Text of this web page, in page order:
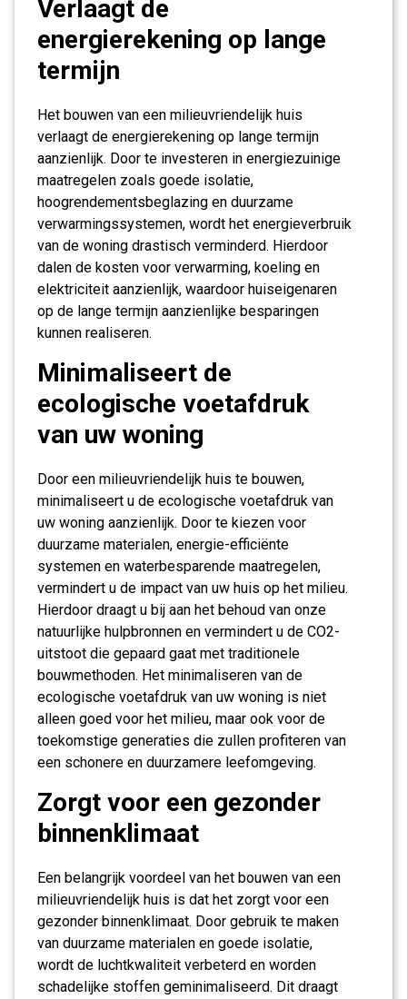
Verlaagt de
energierekening op lange
termijn
Het bouwen van een milieuvriendelijk huis
verlaagt de energierekening op lange termijn
aanzienlijk. Door te investeren in energiezuinige
maatregelen zoals goede isolatie,
hoogrendementsbeglazing en duurzame
verwarmingssystemen, wordt het energieverbruik
van de woning drastisch verminderd. Hierdoor
dalen de kosten voor verwarming, koeling en
elektriciteit aanzienlijk, waardoor huiseigenaren
op de lange termijn aanzienlijke besparingen
kunnen realiseren.
Minimaliseert de
ecologische voetafdruk
van uw woning
Door een milieuvriendelijk huis te bouwen,
minimaliseert u de ecologische voetafdruk van
uw woning aanzienlijk. Door te kiezen voor
duurzame materialen, energie-efficiënte
systemen en waterbesparende maatregelen,
vermindert u de impact van uw huis op het milieu.
Hierdoor draagt u bij aan het behoud van onze
natuurlijke hulpbronnen en vermindert u de CO2-
uitstoot die gepaard gaat met traditionele
bouwmethoden. Het minimaliseren van de
ecologische voetafdruk van uw woning is niet
alleen goed voor het milieu, maar ook voor de
toekomstige generaties die zullen profiteren van
een schonere en duurzamere leefomgeving.
Zorgt voor een gezonder
binnenklimaat
Een belangrijk voordeel van het bouwen van een
milieuvriendelijk huis is dat het zorgt voor een
gezonder binnenklimaat. Door gebruik te maken
van duurzame materialen en goede isolatie,
wordt de luchtkwaliteit verbeterd en worden
schadelijke stoffen geminimaliseerd. Dit draagt